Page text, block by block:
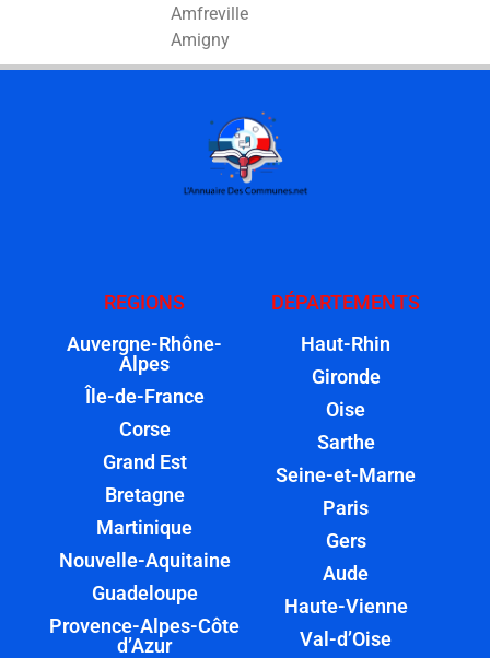
Amfreville
Amigny
REGIONS
Auvergne-Rhône-
Alpes
Île-de-France
Corse
Grand Est
Bretagne
Martinique
Nouvelle-Aquitaine
Guadeloupe
Provence-Alpes-Côte
d’Azur
DÉPARTEMENTS
Haut-Rhin
Gironde
Oise
Sarthe
Seine-et-Marne
Paris
Gers
Aude
Haute-Vienne
Val-d’Oise